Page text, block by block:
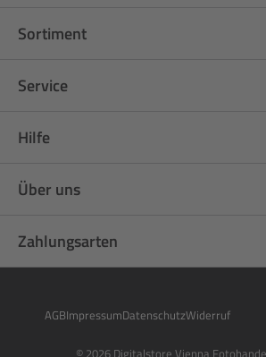
Sortiment
Service
Hilfe
Über uns
Zahlungsarten
AGBImpressumDatenschutzWiderruf
© 2026 Digitalstore Vienna